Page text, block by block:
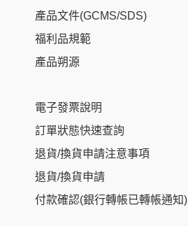
產品文件(GCMS/SDS)
福利品規範
產品朔源
電子發票說明
訂單狀態快速查詢
退貨/換貨申請注意事項
退貨/換貨申請
付款確認(銀行轉帳已轉帳通知)